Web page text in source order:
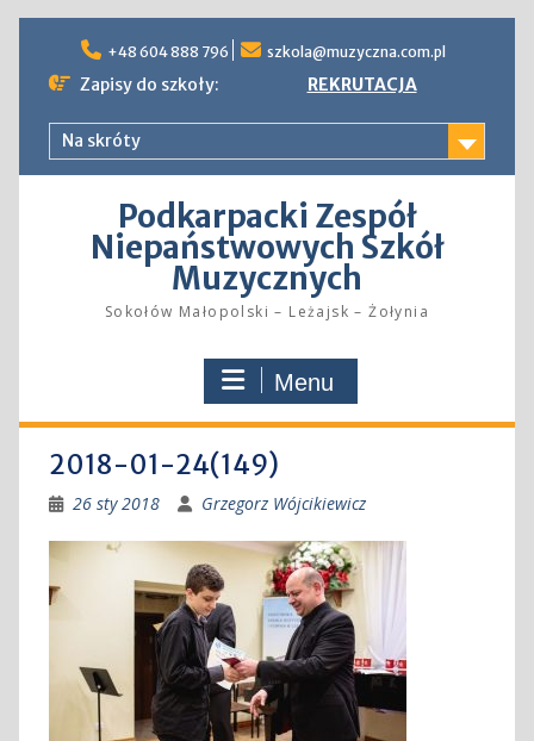
content
+48 604 888 796 szkola@muzyczna.com.pl
Zapisy do szkoły: REKRUTACJA
Na skróty
Podkarpacki Zespół
Niepaństwowych Szkół
Muzycznych
Sokołów Małopolski – Leżajsk – Żołynia
Menu
2018-01-24(149)
26 sty 2018 Grzegorz Wójcikiewicz